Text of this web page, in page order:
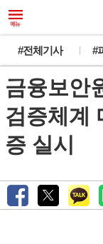
#전체기사 #
금융보안
검증체계
증 실시